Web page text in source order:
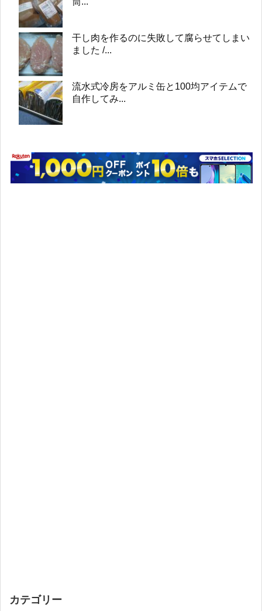
干し肉を作るのに失敗して腐らせてしまい
ました /...
流水式冷房をアルミ缶と100均アイテムで
自作してみ...
カテゴリー